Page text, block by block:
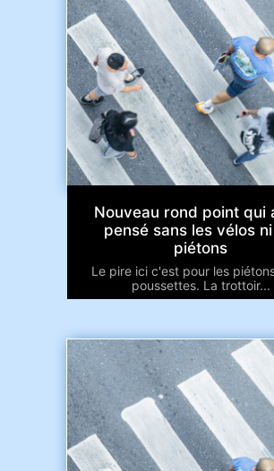
Nouveau rond point qui
pensé sans les vélos
piétons
Le pire ici c'est pour les
poussettes. La trottoir...